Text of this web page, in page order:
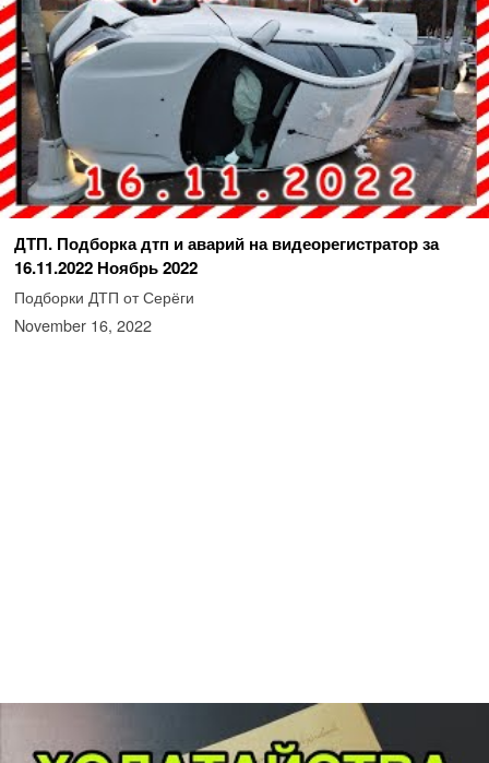
ДТП. Подборка дтп и аварий на видеорегистратор за
16.11.2022 Ноябрь 2022
Подборки ДТП от Серёги
November 16, 2022